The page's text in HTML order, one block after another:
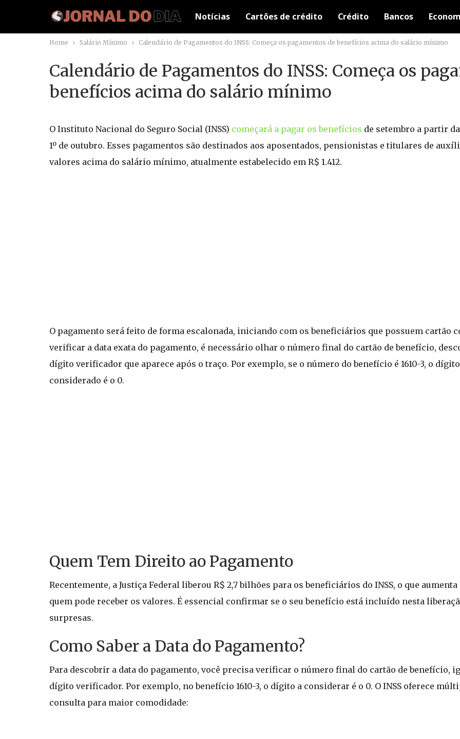
Notícias Cartões de crédito Crédito Bancos
Home Salário Mínimo Calendário de Pagamentos do INSS: Começa os pagamentos de benefícios acima do salário mínimo
Calendário de Pagamentos do INSS: Começa os
benefícios acima do salário mínimo
O Instituto Nacional do Seguro Social (INSS) começará a pagar os benefícios de setembro a partir
1º de outubro. Esses pagamentos são destinados aos aposentados, pensionistas e titulares de
valores acima do salário mínimo, atualmente estabelecido em R$ 1.412.
O pagamento será feito de forma escalonada, iniciando com os beneficiários que possuem cartão
verificar a data exata do pagamento, é necessário olhar o número final do cartão de benefício,
dígito verificador que aparece após o traço. Por exemplo, se o número do benefício é 1610-3, o
considerado é o 0.
Quem Tem Direito ao Pagamento
Recentemente, a Justiça Federal liberou R$ 2,7 bilhões para os beneficiários do INSS, o que
quem pode receber os valores. É essencial confirmar se o seu benefício está incluído nesta
surpresas.
Como Saber a Data do Pagamento?
Para descobrir a data do pagamento, você precisa verificar o número final do cartão de benefício,
dígito verificador. Por exemplo, no benefício 1610-3, o dígito a considerar é o 0. O INSS oferece
consulta para maior comodidade: